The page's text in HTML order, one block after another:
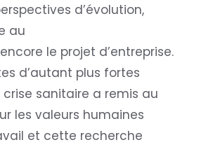
d’évolution,
au
le projet d’entreprise.
d’autant plus fortes
sanitaire a remis au
les valeurs humaines
et cette recherche